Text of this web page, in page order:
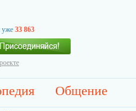
уже 33 863
Общение